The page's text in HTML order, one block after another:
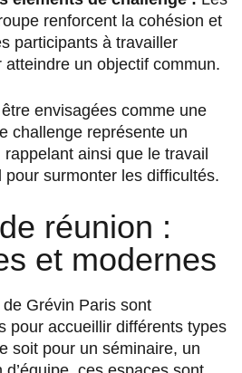
renforcent la cohésion et
participants à travailler
atteindre un objectif commun.
envisagées comme une
challenge représente un
ainsi que le travail
pour surmonter les difficultés.
réunion :
et modernes
Grévin Paris sont
pour accueillir différents types
soit pour un séminaire, un